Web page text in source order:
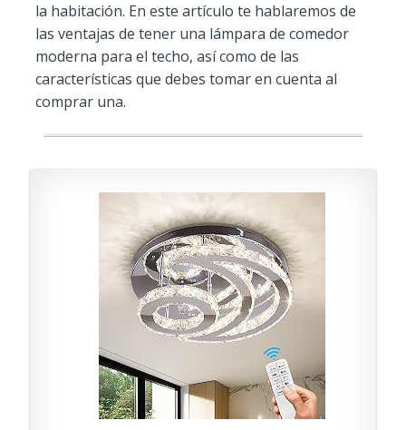
la habitación. En este artículo te hablaremos de
las ventajas de tener una lámpara de comedor
moderna para el techo, así como de las
características que debes tomar en cuenta al
comprar una.